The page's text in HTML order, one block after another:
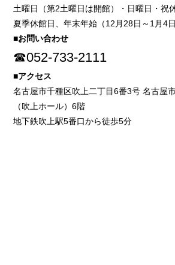
土曜日（第2土曜日は開館）・日曜日・祝
夏季休館日、年末年始（12月28日～1月4日
■お問い合わせ
☎052-733-2111
■アクセス
名古屋市千種区吹上二丁目6番3号 名古屋
（吹上ホール）6階
地下鉄吹上駅5番口から徒歩5分